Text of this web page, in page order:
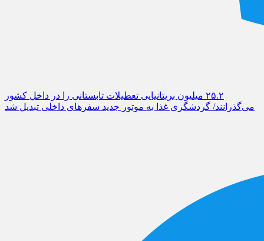
۲۵.۲ میلیون بریتانیایی تعطیلات تابستانی را در داخل کشور
می‌گذرانند/ گردشگری غذا به موتور جدید سفرهای داخلی تبدیل شد